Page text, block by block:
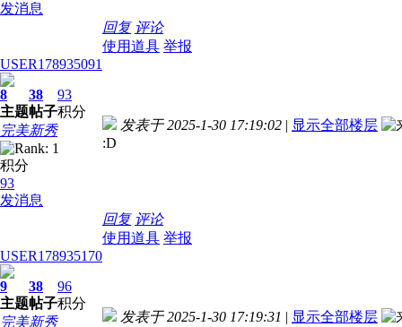
发消息
回复 评论
使用道具 举报
USER178935091
8
主题
38
帖子
93
积分
完美新秀
积分
93
发消息
发表于 2025-1-30 17:19:02 | 显示全部楼层
:D
回复 评论
使用道具 举报
USER178935170
9
主题
38
帖子
96
积分
完美新秀
发表于 2025-1-30 17:19:31 | 显示全部楼层